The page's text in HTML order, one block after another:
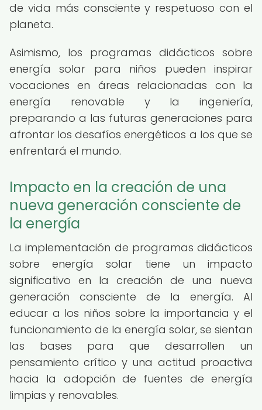
de vida más consciente y respetuoso con el
planeta.
Asimismo, los programas didácticos sobre
energía solar para niños pueden inspirar
vocaciones en áreas relacionadas con la
energía renovable y la ingeniería,
preparando a las futuras generaciones para
afrontar los desafíos energéticos a los que se
enfrentará el mundo.
Impacto en la creación de una
nueva generación consciente de
la energía
La implementación de programas didácticos
sobre energía solar tiene un impacto
significativo en la creación de una nueva
generación consciente de la energía. Al
educar a los niños sobre la importancia y el
funcionamiento de la energía solar, se sientan
las bases para que desarrollen un
pensamiento crítico y una actitud proactiva
hacia la adopción de fuentes de energía
limpias y renovables.